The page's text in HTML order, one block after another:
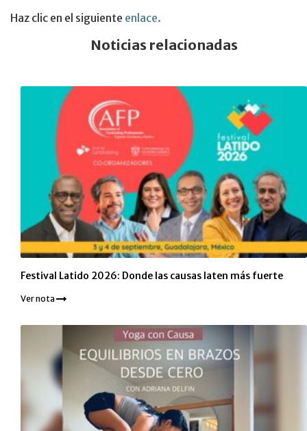
Haz clic en el siguiente enlace.
Noticias relacionadas
Festival Latido 2026: Donde las causas laten más fuerte
Ver nota